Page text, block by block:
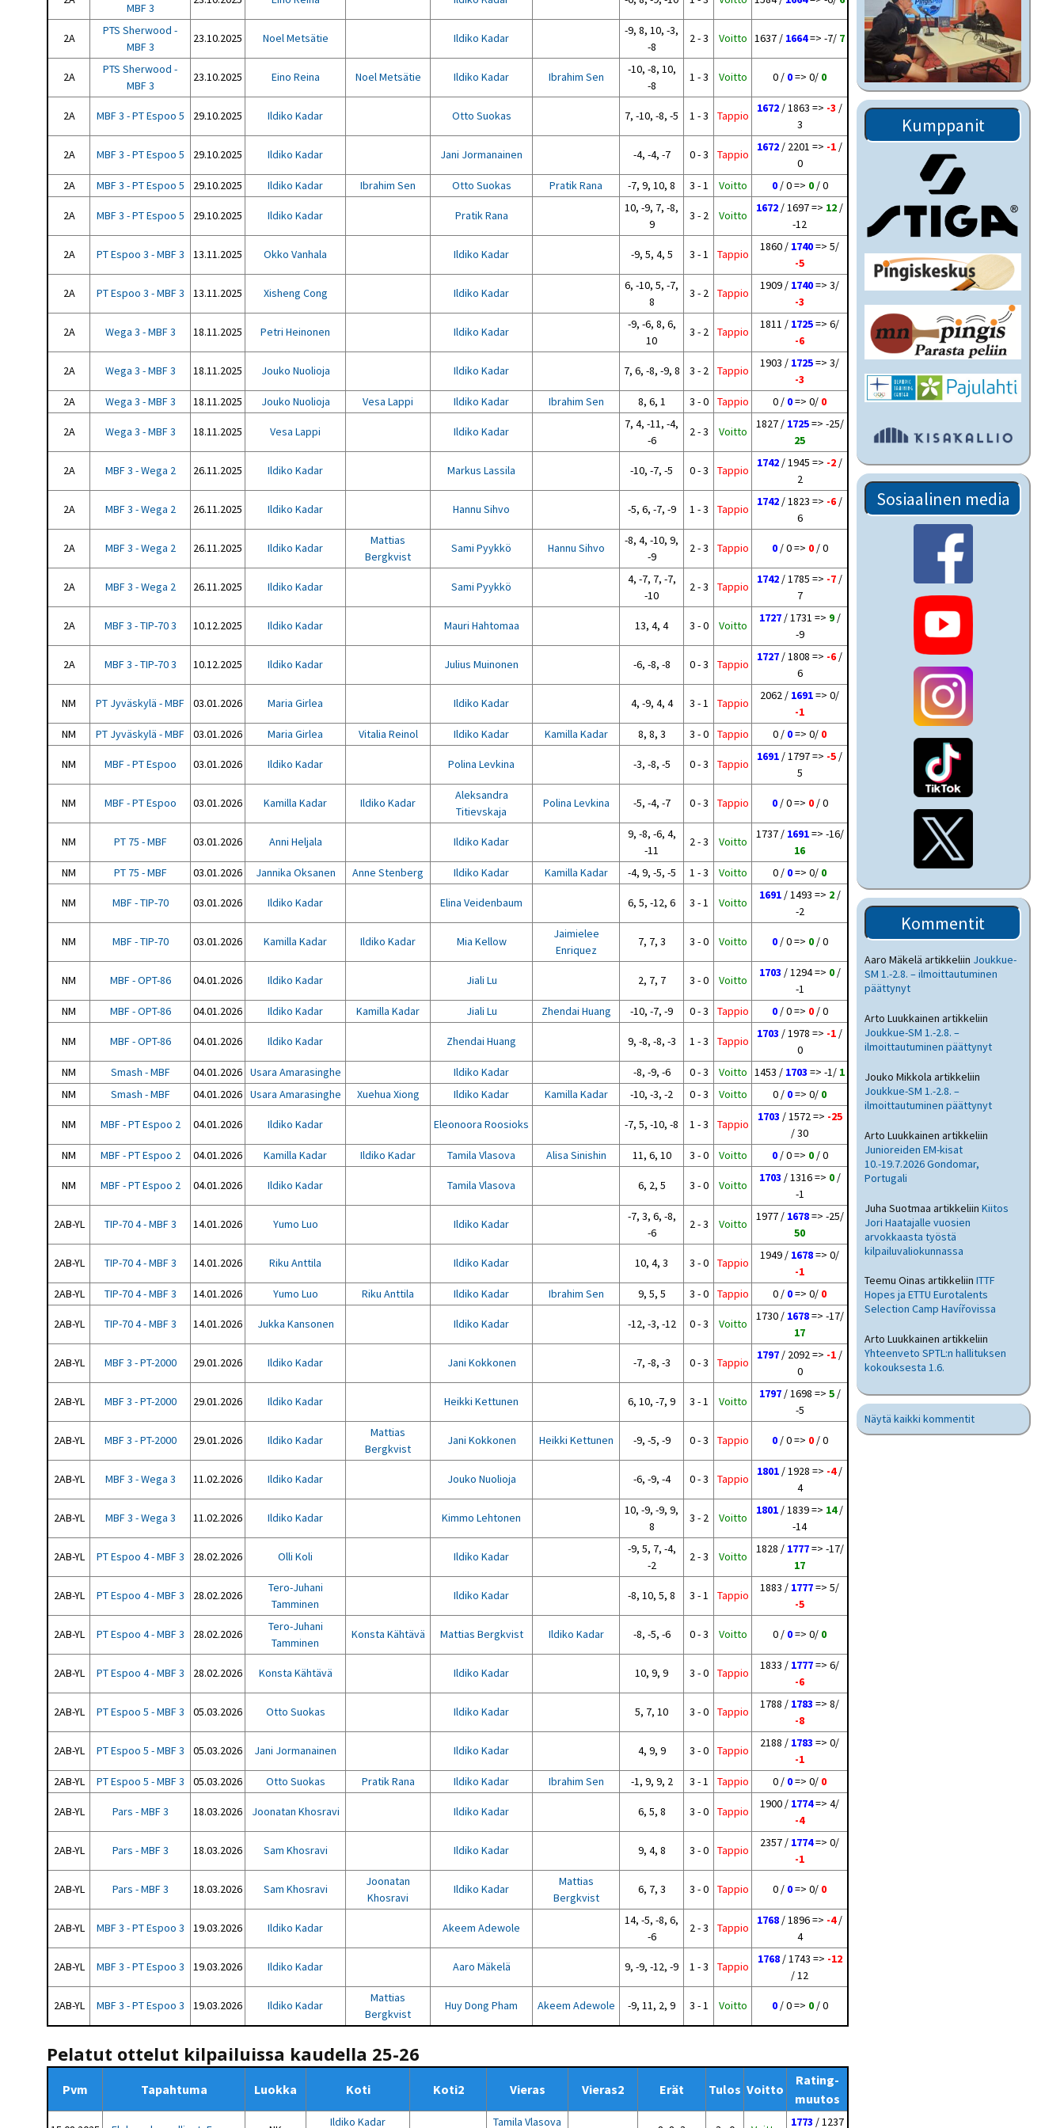
MBF 3
2A
PTS Sherwood -
MBF 3
23.10.2025 Noel Metsätie Ildiko Kadar
-9, 8, 10, -3,
-8
2 - 3 Voitto 1637 / 1664=> -7/ 7
2A
PTS Sherwood -
MBF 3
23.10.2025 Eino Reina Noel Metsätie Ildiko Kadar Ibrahim Sen
-10, -8, 10,
-8
1 - 3 Voitto 0 / 0=> 0/ 0
2A MBF 3 - PT Espoo 5 29.10.2025 Ildiko Kadar Otto Suokas 7, -10, -8, -5 1 - 3 Tappio
1672 / 1863 => -3 /
3
2A MBF 3 - PT Espoo 5 29.10.2025 Ildiko Kadar Jani Jormanainen -4, -4, -7 0 - 3 Tappio
1672 / 2201 => -1 /
0
2A
MBF 3 - PT Espoo 5 29.10.2025 Ildiko Kadar Ibrahim Sen Otto Suokas Pratik Rana -7, 9, 10, 8 3 - 1 Voitto 0/ 0 => 0/ 0
2A MBF 3 - PT Espoo 5 29.10.2025 Ildiko Kadar Pratik Rana
10, -9, 7, -8,
9
3 - 2 Voitto
1672 / 1697 => 12 /
-12
2A PT Espoo 3 - MBF 3 13.11.2025 Okko Vanhala Ildiko Kadar -9, 5, 4, 5 3 - 1 Tappio
1860 / 1740=> 5/
-5
2A PT Espoo 3 - MBF 3 13.11.2025 Xisheng Cong Ildiko Kadar
6, -10, 5, -7,
8
3 - 2 Tappio
1909 / 1740=> 3/
-3
2A Wega 3 - MBF 3 18.11.2025 Petri Heinonen Ildiko Kadar
-9, -6, 8, 6,
10
3 - 2 Tappio
1811 / 1725=> 6/
-6
2A Wega 3 - MBF 3 18.11.2025 Jouko Nuolioja Ildiko Kadar 7, 6, -8, -9, 8 3 - 2 Tappio
1903 / 1725=> 3/
-3
2A
Wega 3 - MBF 3 18.11.2025 Jouko Nuolioja Vesa Lappi Ildiko Kadar Ibrahim Sen 8, 6, 1 3 - 0 Tappio 0 / 0=> 0/ 0
2A Wega 3 - MBF 3 18.11.2025 Vesa Lappi Ildiko Kadar
7, 4, -11, -4,
-6
2 - 3 Voitto
1827 / 1725=> -25/
25
2A MBF 3 - Wega 2 26.11.2025 Ildiko Kadar Markus Lassila -10, -7, -5 0 - 3 Tappio
1742 / 1945 => -2 /
2
2A MBF 3 - Wega 2 26.11.2025 Ildiko Kadar Hannu Sihvo -5, 6, -7, -9 1 - 3 Tappio
1742 / 1823 => -6 /
6
2A MBF 3 - Wega 2 26.11.2025 Ildiko Kadar
Mattias
Bergkvist
Sami Pyykkö Hannu Sihvo
-8, 4, -10, 9,
-9
2 - 3 Tappio 0/ 0 => 0/ 0
2A MBF 3 - Wega 2 26.11.2025 Ildiko Kadar Sami Pyykkö
4, -7, 7, -7,
-10
2 - 3 Tappio
1742 / 1785 => -7 /
7
2A MBF 3 - TIP-70 3 10.12.2025 Ildiko Kadar Mauri Hahtomaa 13, 4, 4 3 - 0 Voitto
1727/ 1731 => 9/
-9
2A MBF 3 - TIP-70 3 10.12.2025 Ildiko Kadar Julius Muinonen -6, -8, -8 0 - 3 Tappio
1727 / 1808 => -6 /
6
NM PT Jyväskylä - MBF 03.01.2026 Maria Girlea Ildiko Kadar 4, -9, 4, 4 3 - 1 Tappio
2062 / 1691=> 0/
-1
NM
PT Jyväskylä - MBF 03.01.2026 Maria Girlea Vitalia Reinol Ildiko Kadar Kamilla Kadar 8, 8, 3 3 - 0 Tappio 0 / 0=> 0/ 0
NM MBF - PT Espoo 03.01.2026 Ildiko Kadar Polina Levkina -3, -8, -5 0 - 3 Tappio
1691 / 1797 => -5 /
5
NM MBF - PT Espoo 03.01.2026 Kamilla Kadar Ildiko Kadar
Aleksandra
Titievskaja
Polina Levkina -5, -4, -7 0 - 3 Tappio 0/ 0 => 0/ 0
NM PT 75 - MBF 03.01.2026 Anni Heljala Ildiko Kadar
9, -8, -6, 4,
-11
2 - 3 Voitto
1737 / 1691=> -16/
16
NM
PT 75 - MBF 03.01.2026 Jannika Oksanen Anne Stenberg Ildiko Kadar Kamilla Kadar -4, 9, -5, -5 1 - 3 Voitto 0 / 0=> 0/ 0
NM MBF - TIP-70 03.01.2026 Ildiko Kadar Elina Veidenbaum 6, 5, -12, 6 3 - 1 Voitto
1691/ 1493 => 2/
-2
NM MBF - TIP-70 03.01.2026 Kamilla Kadar Ildiko Kadar Mia Kellow
Jaimielee
Enriquez
7, 7, 3 3 - 0 Voitto 0/ 0 => 0/ 0
NM MBF - OPT-86 04.01.2026 Ildiko Kadar Jiali Lu 2, 7, 7 3 - 0 Voitto
1703 / 1294 => 0/
-1
NM
MBF - OPT-86 04.01.2026 Ildiko Kadar Kamilla Kadar Jiali Lu Zhendai Huang -10, -7, -9 0 - 3 Tappio 0/ 0 => 0/ 0
NM MBF - OPT-86 04.01.2026 Ildiko Kadar Zhendai Huang 9, -8, -8, -3 1 - 3 Tappio
1703 / 1978 => -1 /
0
NM
Smash - MBF 04.01.2026 Usara Amarasinghe Ildiko Kadar -8, -9, -6 0 - 3 Voitto 1453 / 1703 => -1/ 1
NM
Smash - MBF 04.01.2026 Usara Amarasinghe Xuehua Xiong Ildiko Kadar Kamilla Kadar -10, -3, -2 0 - 3 Voitto 0 / 0=> 0/ 0
NM MBF - PT Espoo 2 04.01.2026 Ildiko Kadar Eleonoora Roosioks -7, 5, -10, -8 1 - 3 Tappio
1703 / 1572 => -25
/ 30
NM
MBF - PT Espoo 2 04.01.2026 Kamilla Kadar Ildiko Kadar Tamila Vlasova Alisa Sinishin 11, 6, 10 3 - 0 Voitto 0/ 0 => 0/ 0
NM MBF - PT Espoo 2 04.01.2026 Ildiko Kadar Tamila Vlasova 6, 2, 5 3 - 0 Voitto
1703 / 1316 => 0/
-1
2AB-YL TIP-70 4 - MBF 3 14.01.2026 Yumo Luo Ildiko Kadar
-7, 3, 6, -8,
-6
2 - 3 Voitto
1977 / 1678=> -25/
50
2AB-YL TIP-70 4 - MBF 3 14.01.2026 Riku Anttila Ildiko Kadar 10, 4, 3 3 - 0 Tappio
1949 / 1678=> 0/
-1
2AB-YL
TIP-70 4 - MBF 3 14.01.2026 Yumo Luo Riku Anttila Ildiko Kadar Ibrahim Sen 9, 5, 5 3 - 0 Tappio 0 / 0=> 0/ 0
2AB-YL TIP-70 4 - MBF 3 14.01.2026 Jukka Kansonen Ildiko Kadar -12, -3, -12 0 - 3 Voitto
1730 / 1678=> -17/
17
2AB-YL MBF 3 - PT-2000 29.01.2026 Ildiko Kadar Jani Kokkonen -7, -8, -3 0 - 3 Tappio
1797 / 2092 => -1 /
0
2AB-YL MBF 3 - PT-2000 29.01.2026 Ildiko Kadar Heikki Kettunen 6, 10, -7, 9 3 - 1 Voitto
1797/ 1698 => 5/
-5
2AB-YL MBF 3 - PT-2000 29.01.2026 Ildiko Kadar
Mattias
Bergkvist
Jani Kokkonen Heikki Kettunen -9, -5, -9 0 - 3 Tappio 0/ 0 => 0/ 0
2AB-YL MBF 3 - Wega 3 11.02.2026 Ildiko Kadar Jouko Nuolioja -6, -9, -4 0 - 3 Tappio
1801 / 1928 => -4/
4
2AB-YL MBF 3 - Wega 3 11.02.2026 Ildiko Kadar Kimmo Lehtonen
10, -9, -9, 9,
8
3 - 2 Voitto
1801 / 1839 => 14/
-14
2AB-YL PT Espoo 4 - MBF 3 28.02.2026 Olli Koli Ildiko Kadar
-9, 5, 7, -4,
-2
2 - 3 Voitto
1828 / 1777=> -17/
17
2AB-YL PT Espoo 4 - MBF 3 28.02.2026
Tero-Juhani
Tamminen
Ildiko Kadar -8, 10, 5, 8 3 - 1 Tappio
1883 / 1777=> 5/
-5
2AB-YL PT Espoo 4 - MBF 3 28.02.2026
Tero-Juhani
Tamminen
Konsta Kähtävä Mattias Bergkvist Ildiko Kadar -8, -5, -6 0 - 3 Voitto 0 / 0=> 0/ 0
2AB-YL PT Espoo 4 - MBF 3 28.02.2026 Konsta Kähtävä Ildiko Kadar 10, 9, 9 3 - 0 Tappio
1833 / 1777=> 6/
-6
2AB-YL PT Espoo 5 - MBF 3 05.03.2026 Otto Suokas Ildiko Kadar 5, 7, 10 3 - 0 Tappio
1788 / 1783 => 8/
-8
2AB-YL PT Espoo 5 - MBF 3 05.03.2026 Jani Jormanainen Ildiko Kadar 4, 9, 9 3 - 0 Tappio
2188 / 1783 => 0/
-1
2AB-YL
PT Espoo 5 - MBF 3 05.03.2026 Otto Suokas Pratik Rana Ildiko Kadar Ibrahim Sen -1, 9, 9, 2 3 - 1 Tappio 0 / 0=> 0/ 0
2AB-YL Pars - MBF 3 18.03.2026 Joonatan Khosravi Ildiko Kadar 6, 5, 8 3 - 0 Tappio
1900 / 1774=> 4/
-4
2AB-YL Pars - MBF 3 18.03.2026 Sam Khosravi Ildiko Kadar 9, 4, 8 3 - 0 Tappio
2357 / 1774=> 0/
-1
2AB-YL Pars - MBF 3 18.03.2026 Sam Khosravi
Joonatan
Khosravi
Ildiko Kadar
Mattias
Bergkvist
6, 7, 3 3 - 0 Tappio 0 / 0=> 0/ 0
2AB-YL MBF 3 - PT Espoo 3 19.03.2026 Ildiko Kadar Akeem Adewole
14, -5, -8, 6,
-6
2 - 3 Tappio
1768 / 1896 => -4/
4
2AB-YL MBF 3 - PT Espoo 3 19.03.2026 Ildiko Kadar Aaro Mäkelä 9, -9, -12, -9 1 - 3 Tappio
1768/ 1743 => -12
/ 12
2AB-YL MBF 3 - PT Espoo 3 19.03.2026 Ildiko Kadar
Mattias
Bergkvist
Huy Dong Pham Akeem Adewole -9, 11, 2, 9 3 - 1 Voitto 0/ 0 => 0/ 0
Pelatut ottelut kilpailuissa kaudella 25-26
Pvm Tapahtuma Luokka Koti Koti2 Vieras Vieras2 Erät Tulos Voitto
Rating-
muutos
Ildiko Kadar Tamila Vlasova 1773 / 1237
Kumppanit
Sosiaalinen media
Kommentit
Aaro Mäkelä artikkeliin Joukkue-
SM 1.-2.8. – ilmoittautuminen
päättynyt
Arto Luukkainen artikkeliin
Joukkue-SM 1.-2.8. –
ilmoittautuminen päättynyt
Jouko Mikkola artikkeliin
Joukkue-SM 1.-2.8. –
ilmoittautuminen päättynyt
Arto Luukkainen artikkeliin
Junioreiden EM-kisat
10.-19.7.2026 Gondomar,
Portugali
Juha Suotmaa artikkeliin Kiitos
Jori Haatajalle vuosien
arvokkaasta työstä
kilpailuvaliokunnassa
Teemu Oinas artikkeliin ITTF
Hopes ja ETTU Eurotalents
Selection Camp Havířovissa
Arto Luukkainen artikkeliin
Yhteenveto SPTL:n hallituksen
kokouksesta 1.6.
Näytä kaikki kommentit